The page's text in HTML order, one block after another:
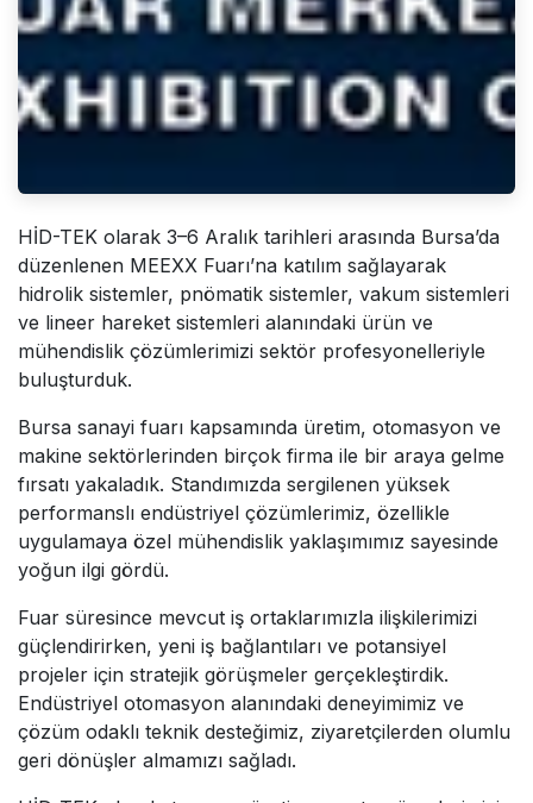
HİD-TEK olarak 3–6 Aralık tarihleri arasında Bursa’da
düzenlenen MEEXX Fuarı’na katılım sağlayarak
hidrolik sistemler, pnömatik sistemler, vakum sistemleri
ve lineer hareket sistemleri alanındaki ürün ve
mühendislik çözümlerimizi sektör profesyonelleriyle
buluşturduk.
Bursa sanayi fuarı kapsamında üretim, otomasyon ve
makine sektörlerinden birçok firma ile bir araya gelme
fırsatı yakaladık. Standımızda sergilenen yüksek
performanslı endüstriyel çözümlerimiz, özellikle
uygulamaya özel mühendislik yaklaşımımız sayesinde
yoğun ilgi gördü.
Fuar süresince mevcut iş ortaklarımızla ilişkilerimizi
güçlendirirken, yeni iş bağlantıları ve potansiyel
projeler için stratejik görüşmeler gerçekleştirdik.
Endüstriyel otomasyon alanındaki deneyimimiz ve
çözüm odaklı teknik desteğimiz, ziyaretçilerden olumlu
geri dönüşler almamızı sağladı.